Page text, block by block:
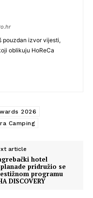
pouzdan izvor vijesti,
oblikuju HoReCa
2026
Camping
article
hotel
pridružio se
programu
DISCOVERY